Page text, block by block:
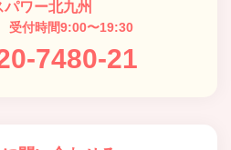
パワー北九州
受付時間9:00〜19:30
7480-21